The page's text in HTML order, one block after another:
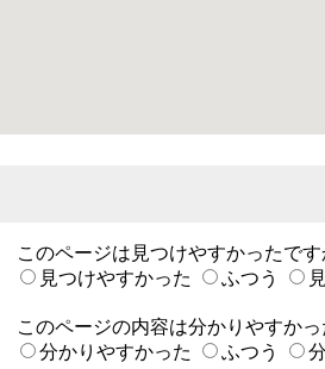
このページは見つけやすかったです
見つけやすかった
ふつう
このページの内容は分かりやすかっ
分かりやすかった
ふつう